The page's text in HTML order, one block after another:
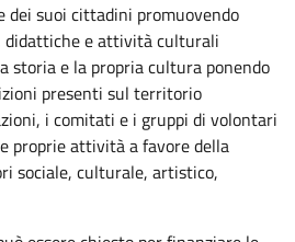
dei suoi cittadini promuovendo
didattiche e attività culturali
storia e la propria cultura ponendo
presenti sul territorio
i comitati e i gruppi di volontari
proprie attività a favore della
sociale, culturale, artistico,